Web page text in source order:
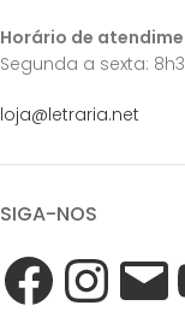
Horário de
Segunda a sexta:
loja@letraria.net
SIGA-NOS